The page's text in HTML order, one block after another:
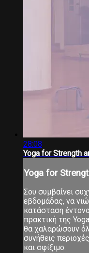
28:08
Yoga for Strength
Yoga for
Σου συμβαίνει
εβδομάδας, να
κατάσταση
πρακτική της
θα χαλαρώσουν
συνήθεις
και σφίξιμο.